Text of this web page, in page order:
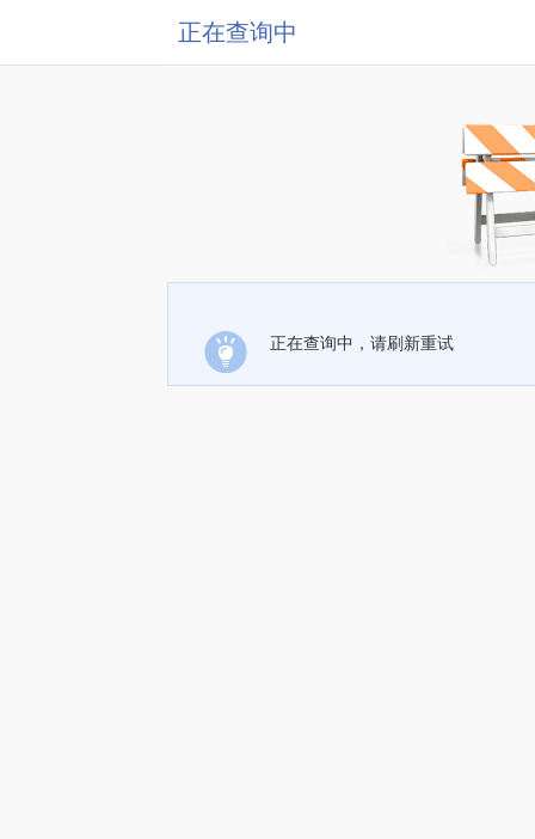
正在查询中
正在查询中，请刷新重试